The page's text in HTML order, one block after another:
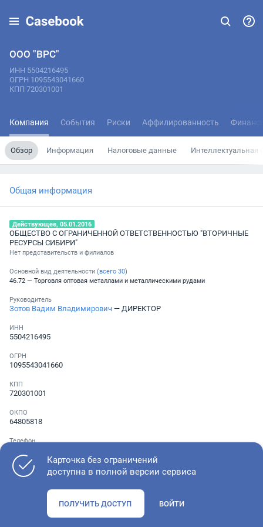
ООО "ВРС"
ИНН 5504216495
ОГРН 1095543041660
КПП 720301001
Компания События Риски Аффилированность
Обзор Информация Налоговые данные Интеллектуальная
Общая информация
Действующее, 05.01.2016
ОБЩЕСТВО С ОГРАНИЧЕННОЙ ОТВЕТСТВЕННОСТЬЮ "ВТОРИЧНЫЕ
РЕСУРСЫ СИБИРИ"
Нет представительств и филиалов
Основной вид деятельности (всего 30)
46.72 — Торговля оптовая металлами и металлическими рудами
Руководитель
Зотов Вадим Владимирович — ДИРЕКТОР
ИНН
5504216495
ОГРН
1095543041660
КПП
720301001
ОКПО
64805818
Телефон
Как оценить состояние компании
Карточка без ограничений
доступна в полной версии сервиса
ПОЛУЧИТЬ ДОСТУП ВОЙТИ